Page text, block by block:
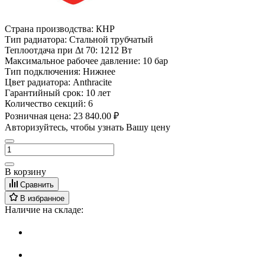
Страна производства: КНР
Тип радиатора: Стальной трубчатый
Теплоотдача при Δt 70: 1212 Вт
Максимальное рабочее давление: 10 бар
Тип подключения: Нижнее
Цвет радиатора: Anthracite
Гарантийный срок: 10 лет
Количество секций: 6
Розничная цена: 23 840.00 ₽
Авторизуйтесь, чтобы узнать Вашу цену
В корзину
Сравнить
В избранное
Наличие на складе: